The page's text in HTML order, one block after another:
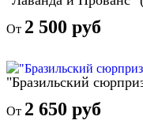
От 2 500 руб
"Бразильский
От 2 650 руб